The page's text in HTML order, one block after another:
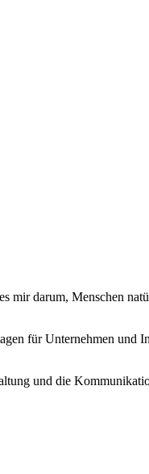
darum, Menschen
für Unternehmen und
und die